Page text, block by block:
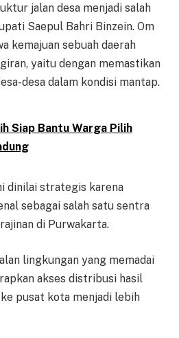
jalan desa menjadi salah
Saepul Bahri Binzein. Om
kemajuan sebuah daerah
yaitu dengan memastikan
desa dalam kondisi mantap.
Siap Bantu Warga Pilih
dinilai strategis karena
sebagai salah satu sentra
di Purwakarta.
lingkungan yang memadai
akses distribusi hasil
pusat kota menjadi lebih